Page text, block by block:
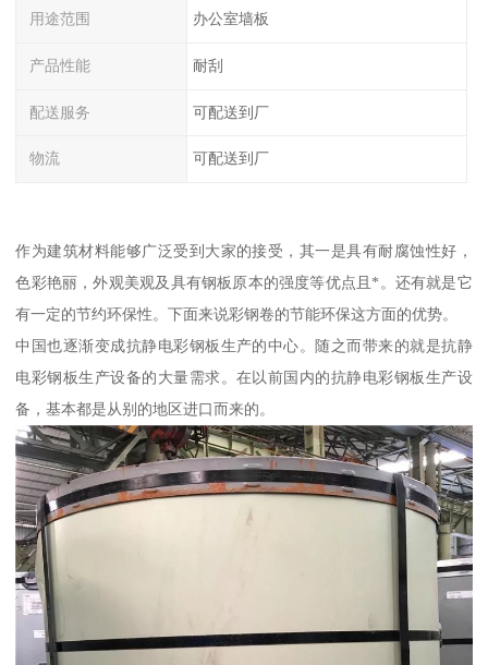
用途范围 办公室墙板
产品性能 耐刮
配送服务 可配送到厂
物流 可配送到厂
作为建筑材料能够广泛受到大家的接受，其一是具有耐腐蚀性好，
色彩艳丽，外观美观及具有钢板原本的强度等优点且*。还有就是它
有一定的节约环保性。下面来说彩钢卷的节能环保这方面的优势。
中国也逐渐变成抗静电彩钢板生产的中心。随之而带来的就是抗静
电彩钢板生产设备的大量需求。在以前国内的抗静电彩钢板生产设
备，基本都是从别的地区进口而来的。